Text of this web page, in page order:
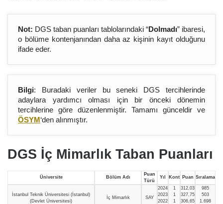
Not: DGS taban puanları tablolarındaki “Dolmadı” ibaresi,
o bölüme kontenjanından daha az kişinin kayıt olduğunu
ifade eder.
Bilgi: Buradaki veriler bu seneki DGS tercihlerinde
adaylara yardımcı olması için bir önceki dönemin
tercihlerine göre düzenlenmiştir. Tamamı günceldir ve
ÖSYM‘den alınmıştır.
DGS İç Mimarlık Taban Puanları
Üniversite Bölüm Adı
Puan
Türü
Yıl Kont Puan Sıralama
İstanbul Teknik Üniversitesi (İstanbul)
(Devlet Üniversitesi)
İç Mimarlık SAY
2024
2023
2022
1
1
1
312,03
327,75
306,65
985
503
1.698